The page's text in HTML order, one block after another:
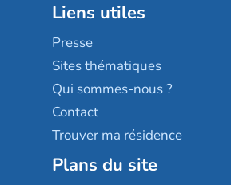
Les villages d'or
Sérénys
Résidences services Villa
Liens utiles
Presse
Sites thématiques
Qui sommes-nous ?
Contact
Trouver ma résidence
Plans du site